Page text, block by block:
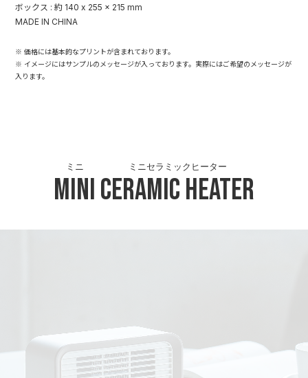
ボックス : 約 140 x 255 x 215 mm
MADE IN CHINA
※ 価格には基本的なプリントが含まれております。
※ イメージにはサンプルのメッセージが入っております。実際にはご希望のメッセージが
入ります。
Mini
ミニ
Ceramic Heater
ミニセラミックヒーター